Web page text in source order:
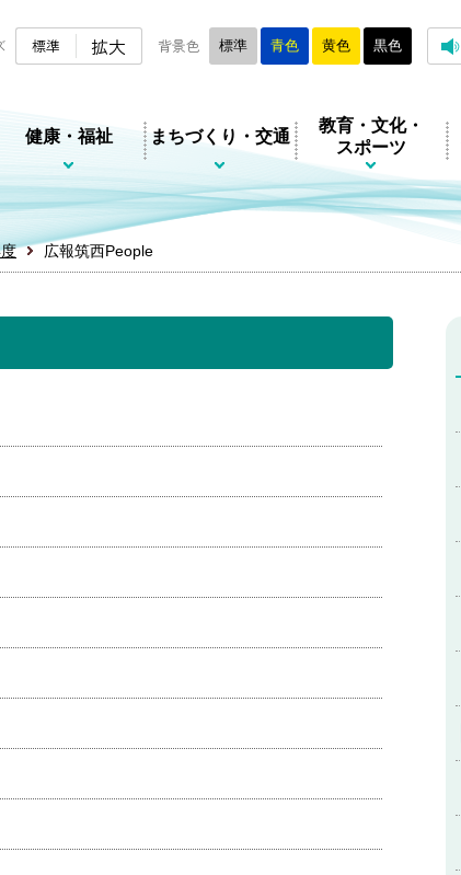
標準 拡大 背景色 標準 青色 黄色 黒色
健康・福祉 まちづくり・交通
教育・文化・
スポーツ
広報筑西People